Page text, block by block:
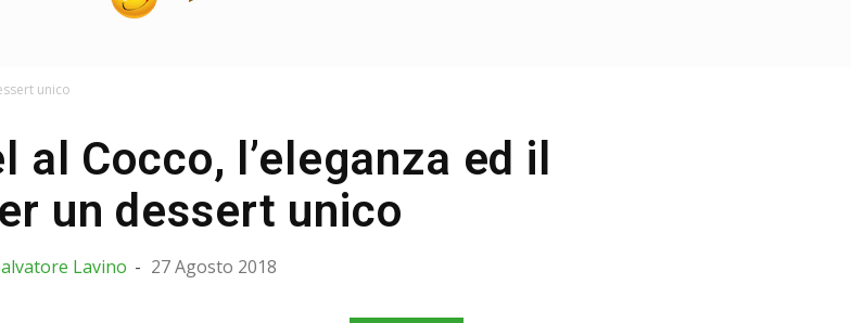
unico
al Cocco, l’eleganza ed il
un dessert unico
Lavino - 27 Agosto 2018